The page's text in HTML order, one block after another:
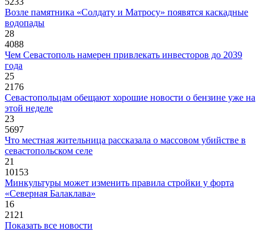
Возле памятника «Солдату и Матросу» появятся каскадные
водопады
28
4088
Чем Севастополь намерен привлекать инвесторов до 2039
года
25
2176
Севастопольцам обещают хорошие новости о бензине уже на
этой неделе
23
5697
Что местная жительница рассказала о массовом убийстве в
севастопольском селе
21
10153
Минкультуры может изменить правила стройки у форта
«Северная Балаклава»
16
2121
Показать все новости